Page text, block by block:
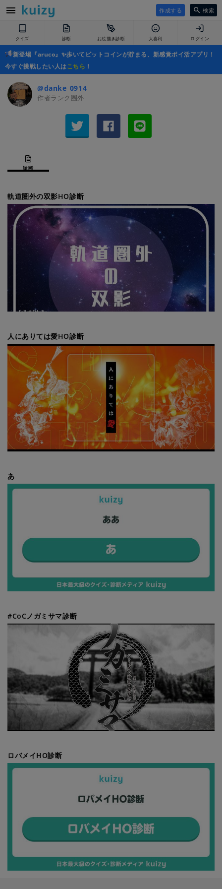
作成する 検索
クイズ 診断 お絵描き診断 大喜利 ログイン
新登場『aruco』✨歩いてビットコインが貯まる、新感覚ポイ活アプリ！
今すぐ挑戦したい人はこちら ！
@danke_0914_
作者ランク圏外
診断
軌道圏外の双影HO診断
人にありては愛HO診断
あ
#CoCノガミサマ診断
ロバメイHO診断